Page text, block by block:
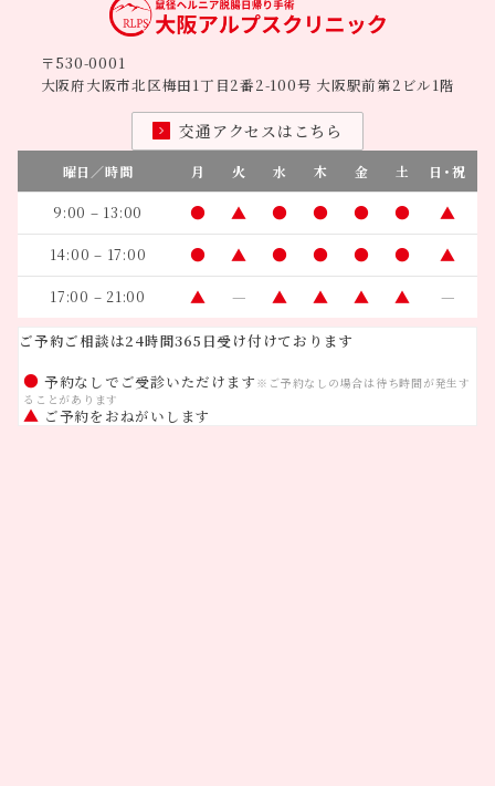
〒530-0001
大阪府大阪市北区梅田1丁目2番2-100号 大阪駅前第2ビル1階
交通アクセスはこちら
曜日／時間 月 火 水 木 金 土 日・祝
9:00 – 13:00 ● ▲ ● ● ● ● ▲
14:00 – 17:00 ● ▲ ● ● ● ● ▲
17:00 – 21:00 ▲ — ▲ ▲ ▲ ▲ —
ご予約ご相談は24時間365日受け付けております
● 予約なしでご受診いただけます ※ご予約なしの場合は待ち時間が発生す
ることがあります
▲ ご予約をおねがいします